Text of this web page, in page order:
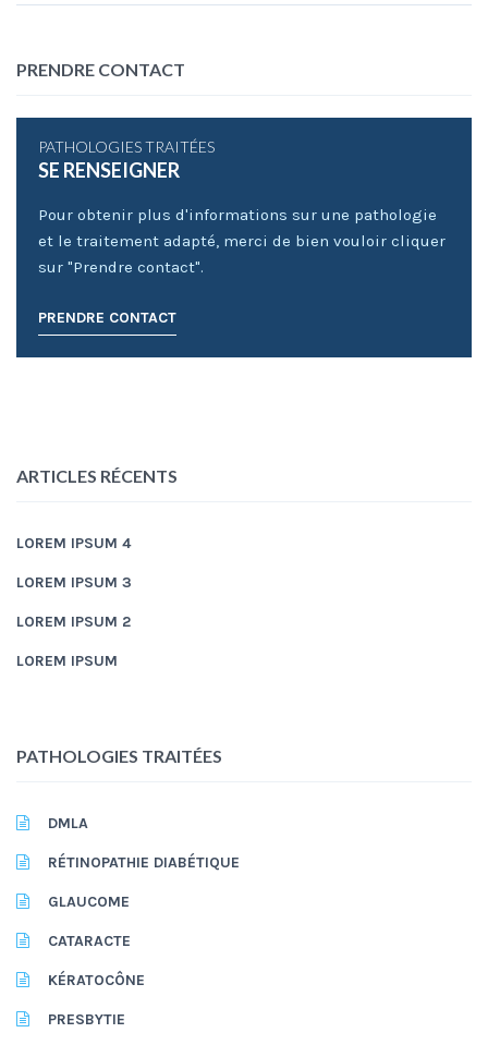
PRENDRE CONTACT
PATHOLOGIES TRAITÉES
SE RENSEIGNER
Pour obtenir plus d'informations sur une pathologie
et le traitement adapté, merci de bien vouloir cliquer
sur "Prendre contact".
PRENDRE CONTACT
ARTICLES RÉCENTS
LOREM IPSUM 4
LOREM IPSUM 3
LOREM IPSUM 2
LOREM IPSUM
PATHOLOGIES TRAITÉES
DMLA
RÉTINOPATHIE DIABÉTIQUE
GLAUCOME
CATARACTE
KÉRATOCÔNE
PRESBYTIE